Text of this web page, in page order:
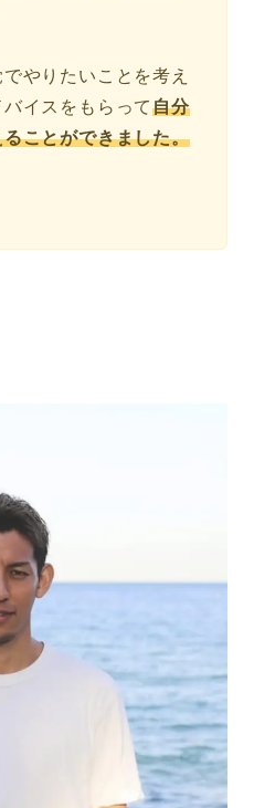
やりたいことを考え
イスをもらって自分
ことができました。